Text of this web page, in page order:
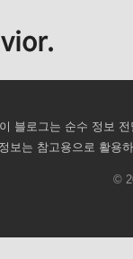
블로그는 순수 정보
보는 참고용으로 활용
©